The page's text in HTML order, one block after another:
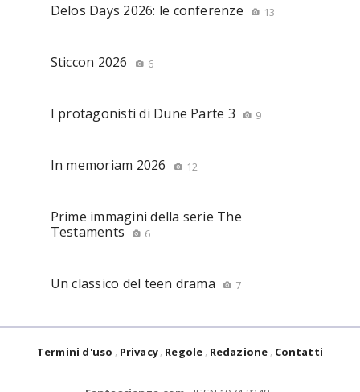
Delos Days 2026: le conferenze 13
Sticcon 2026 6
I protagonisti di Dune Parte 3 9
In memoriam 2026 12
Prime immagini della serie The
Testaments
6
Un classico del teen drama 7
Termini d'uso Privacy Regole Redazione Contatti